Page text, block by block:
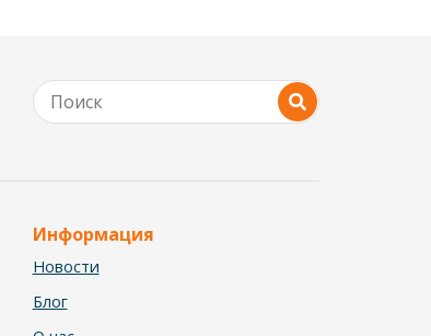
Информация
Новости
Блог